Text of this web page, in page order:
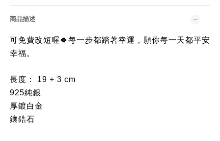
商品描述
可免費改短喔 🍀 每一步都踏著幸運，願你每一天都平安
幸福。
長度： 19 + 3 cm
925純銀
厚鍍白金
鑲鋯石